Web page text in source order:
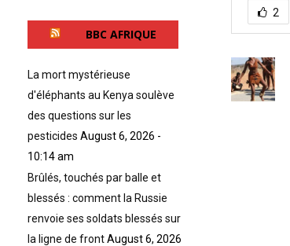
2
BBC AFRIQUE
La mort mystérieuse
d'éléphants au Kenya soulève
des questions sur les
pesticides August 6, 2026 -
10:14 am
Brûlés, touchés par balle et
blessés : comment la Russie
renvoie ses soldats blessés sur
la ligne de frontAugust 6, 2026